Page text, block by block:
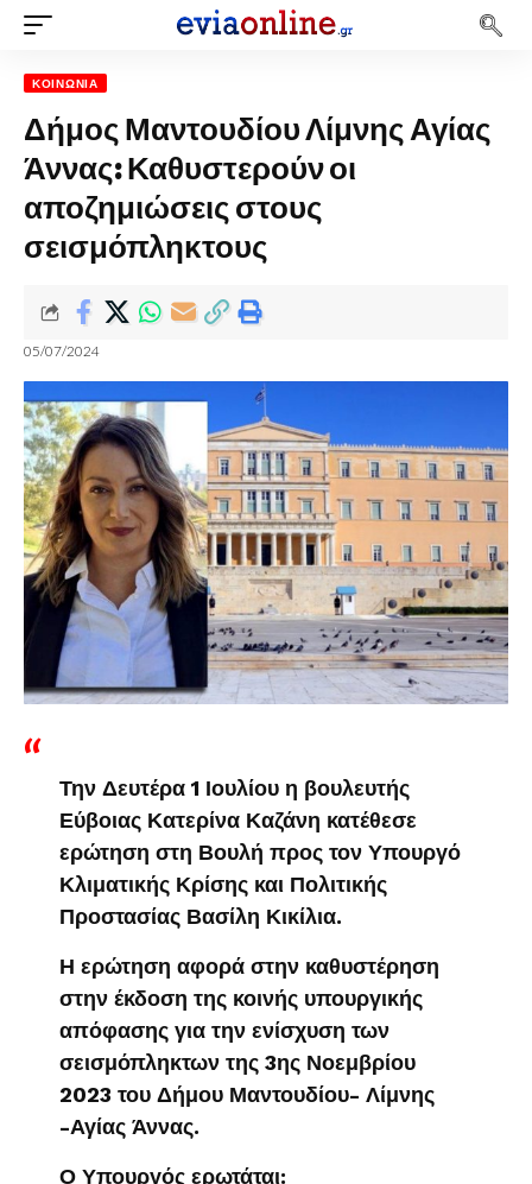
ΚΟΙΝΩΝΊΑ
Δήμος Μαντουδίου Λίμνης Αγίας
Άννας: Καθυστερούν οι
αποζημιώσεις στους
σεισμόπληκτους
05/07/2024
Την Δευτέρα 1 Ιουλίου η βουλευτής
Εύβοιας Κατερίνα Καζάνη κατέθεσε
ερώτηση στη Βουλή προς τον Υπουργό
Κλιματικής Κρίσης και Πολιτικής
Προστασίας Βασίλη Κικίλια.
Η ερώτηση αφορά στην καθυστέρηση
στην έκδοση της κοινής υπουργικής
απόφασης για την ενίσχυση των
σεισμόπληκτων της 3ης Νοεμβρίου
2023 του Δήμου Μαντουδίου- Λίμνης
-Αγίας Άννας.
Ο Υπουργός ερωτάται: